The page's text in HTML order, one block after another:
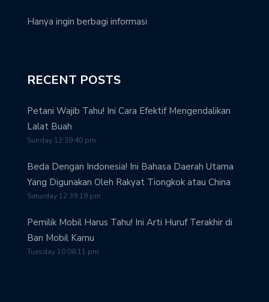
Hanya ingin berbagi informasi
RECENT POSTS
Petani Wajib Tahu! Ini Cara Efektif Mengendalikan
Lalat Buah
Sunday 12:39:40 pm
Beda Dengan Indonesia! Ini Bahasa Daerah Utama
Yang Digunakan Oleh Rakyat Tiongkok atau China
Saturday 12:39:19 pm
Pemilik Mobil Harus Tahu! Ini Arti Huruf Terakhir di
Ban Mobil Kamu
Tuesday 10:08:11 pm